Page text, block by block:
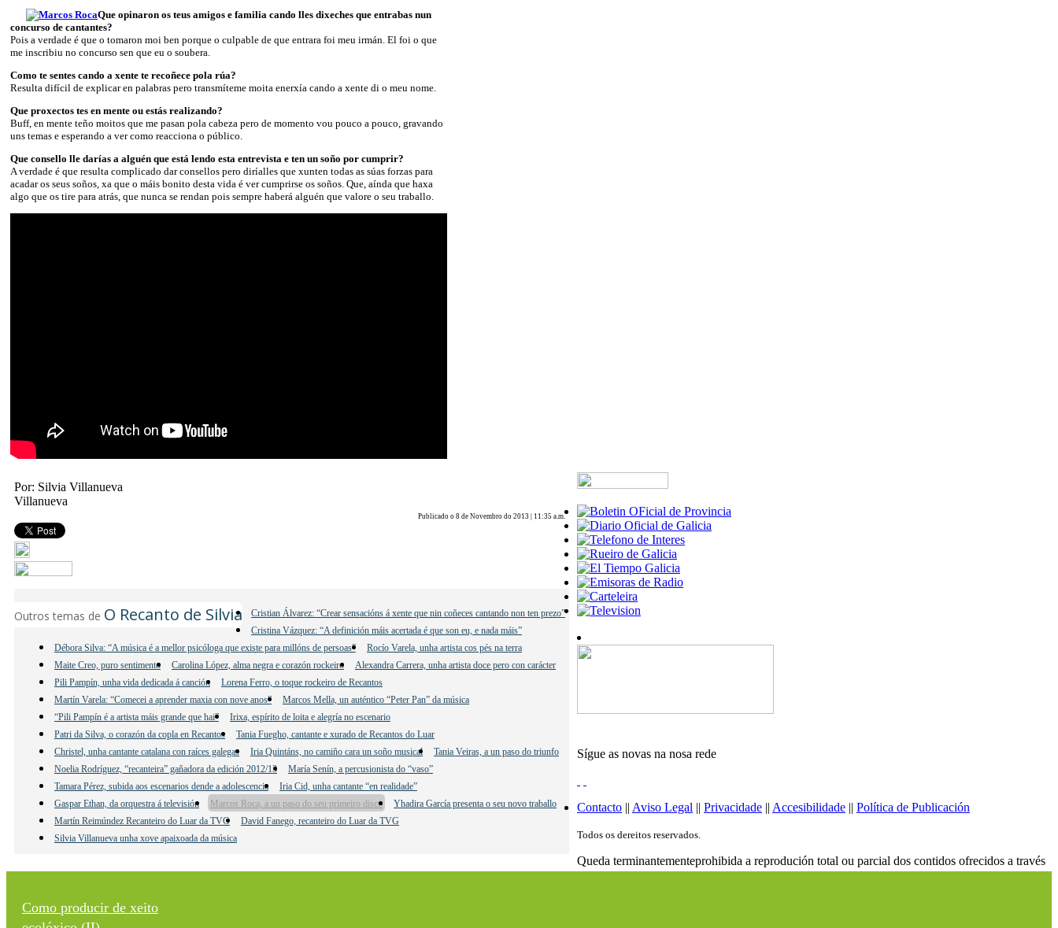
Que opinaron os teus amigos e familia cando lles dixeches que entrabas nun
concurso de cantantes?
Pois a verdade é que o tomaron moi ben porque o culpable de que entrara foi meu irmán. El foi o que
me inscribiu no concurso sen que eu o soubera.
Como te sentes cando a xente te recoñece pola rúa?
Resulta difícil de explicar en palabras pero transmíteme moita enerxía cando a xente di o meu nome.
Que proxectos tes en mente ou estás realizando?
Buff, en mente teño moitos que me pasan pola cabeza pero de momento vou pouco a pouco, gravando
uns temas e esperando a ver como reacciona o público.
Que consello lle darías a alguén que está lendo esta entrevista e ten un soño por cumprir?
A verdade é que resulta complicado dar consellos pero diríalles que xunten todas as súas forzas para
acadar os seus soños, xa que o máis bonito desta vida é ver cumprirse os soños. Que, aínda que haxa
algo que os tire para atrás, que nunca se rendan pois sempre haberá alguén que valore o seu traballo.
Por: Silvia Villanueva
Villanueva
Publicado o 8 de Novembro do 2013 | 11:35 a.m.
Outros temas de O Recanto de Silvia
Cristian Álvarez: “Crear sensacións á xente que nin coñeces cantando non ten prezo”
Cristina Vázquez: “A definición máis acertada é que son eu, e nada máis”
Débora Silva: “A música é a mellor psicóloga que existe para millóns de persoas”
Rocío Varela, unha artista cos pés na terra
Maite Creo, puro sentimento
Carolina López, alma negra e corazón rockeiro
Alexandra Carrera, unha artista doce pero con carácter
Pili Pampín, unha vida dedicada á canción
Lorena Ferro, o toque rockeiro de Recantos
Martín Varela: “Comecei a aprender maxia con nove anos”
Marcos Mella, un auténtico “Peter Pan” da música
“Pili Pampín é a artista máis grande que hai”
Irixa, espírito de loita e alegría no escenario
Patri da Silva, o corazón da copla en Recantos
Tania Fuegho, cantante e xurado de Recantos do Luar
Christel, unha cantante catalana con raíces galegas
Iria Quintáns, no camiño cara un soño musical
Tania Veiras, a un paso do triunfo
Noelia Rodríguez, “recanteira” gañadora da edición 2012/13
María Senín, a percusionista do “vaso”
Tamara Pérez, subida aos escenarios dende a adolescencia
Iria Cid, unha cantante “en realidade”
Gaspar Ethan, da orquestra á televisión
Marcos Roca, a un paso do seu primeiro disco
Yhadira García presenta o seu novo traballo
Martín Reimúndez Recanteiro do Luar da TVG
David Fanego, recanteiro do Luar da TVG
Silvia Villanueva unha xove apaixoada da música
Como producir de xeito
Sígue as novas na nosa rede
Contacto || Aviso Legal || Privacidade || Accesibilidade || Política de Publicación
Todos os dereitos reservados.
Queda terminantementeprohibida a reprodución total ou parcial dos contidos ofrecidos a través